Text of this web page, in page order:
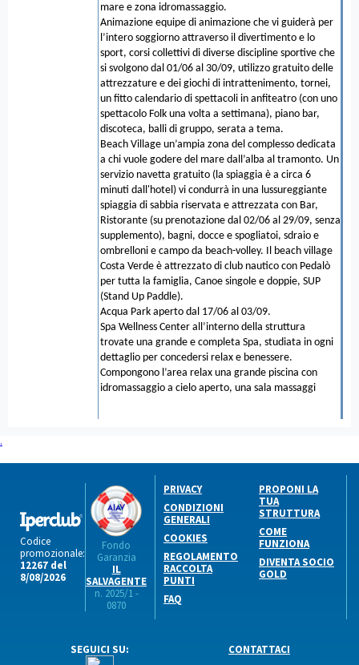
mare e zona idromassaggio.
Animazione equipe di animazione che vi guiderà per
l’intero soggiorno attraverso il divertimento e lo
sport, corsi collettivi di diverse discipline sportive che
si svolgono dal 01/06 al 30/09, utilizzo gratuito delle
attrezzature e dei giochi di intrattenimento, tornei,
un fitto calendario di spettacoli in anfiteatro (con uno
spettacolo Folk una volta a settimana), piano bar,
discoteca, balli di gruppo, serata a tema.
Beach Village un’ampia zona del complesso dedicata
a chi vuole godere del mare dall’alba al tramonto. Un
servizio navetta gratuito (la spiaggia è a circa 6
minuti dall'hotel) vi condurrà in una lussureggiante
spiaggia di sabbia riservata e attrezzata con Bar,
Ristorante (su prenotazione dal 02/06 al 29/09, senza
supplemento), bagni, docce e spogliatoi, sdraio e
ombrelloni e campo da beach-volley. Il beach village
Costa Verde è attrezzato di club nautico con Pedalò
per tutta la famiglia, Canoe singole e doppie, SUP
(Stand Up Paddle).
Acqua Park aperto dal 17/06 al 03/09.
Spa Wellness Center all’interno della struttura
trovate una grande e completa Spa, studiata in ogni
dettaglio per concedersi relax e benessere.
Compongono l’area relax una grande piscina con
idromassaggio a cielo aperto, una sala massaggi
.
Codice
promozionale:
12267 del
8/08/2026
Fondo
Garanzia
IL
SALVAGENTE
n. 2025/1 -
0870
PRIVACY
CONDIZIONI
GENERALI
COOKIES
REGOLAMENTO
RACCOLTA
PUNTI
FAQ
PROPONI LA
TUA
STRUTTURA
COME
FUNZIONA
DIVENTA SOCIO
GOLD
SEGUICI SU: CONTATTACI